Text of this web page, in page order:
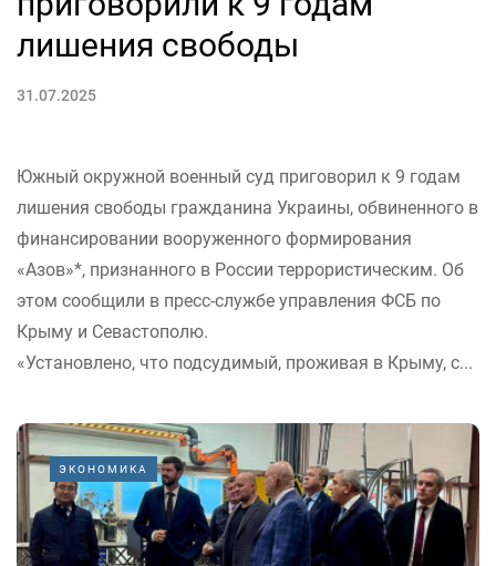
лишения свободы
31.07.2025
Южный окружной военный суд приговорил к 9 годам
лишения свободы гражданина Украины, обвиненного в
финансировании вооруженного формирования
«Азов»*, признанного в России террористическим. Об
этом сообщили в пресс-службе управления ФСБ по
Крыму и Севастополю.
«Установлено, что подсудимый, проживая в Крыму, с...
ЭКОНОМИКА